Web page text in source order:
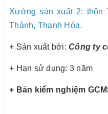
Xưởng sản xuất 2: thôn
Thành, Thanh Hóa.
+ Sản xuất bởi: Công ty
+ Hạn sử dụng: 3 năm
+ Bản kiểm nghiệm